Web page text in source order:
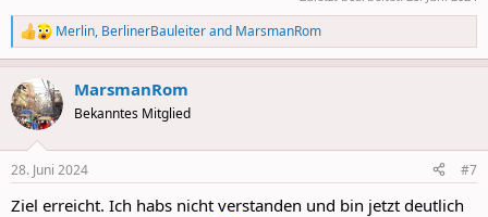
R
e
a
c
t
i
s
Merlin, BerlinerBauleiterand MarsmanRom
MarsmanRom
Bekanntes Mitglied
28. Juni 2024 #7
Ziel erreicht. Ich habs nicht verstanden und bin jetzt deutlich